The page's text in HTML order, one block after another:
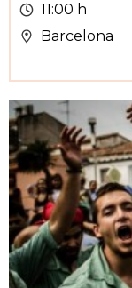
11:00 h
Barcelona